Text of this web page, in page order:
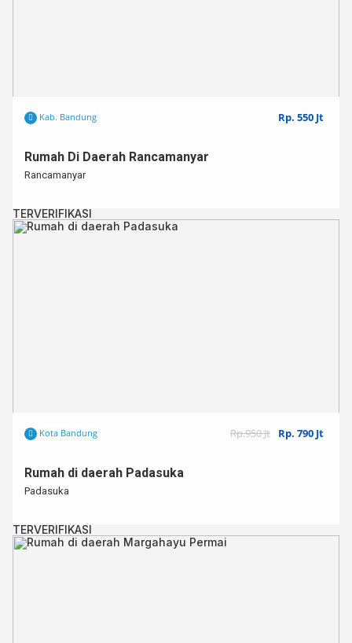
Kab. Bandung Rp. 550 Jt
Rumah Di Daerah Rancamanyar
Rancamanyar
TERVERIFIKASI
Kota Bandung Rp.950 Jt Rp. 790 Jt
Rumah di daerah Padasuka
Padasuka
TERVERIFIKASI